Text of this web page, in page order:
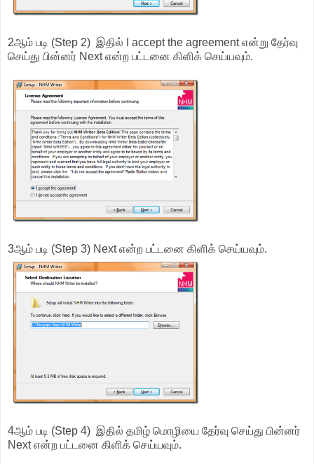
2ஆம் படி (Step 2) இதில் I accept the agreement என்று தேர்வு
செய்து பின்னர் Next என்ற பட்டனை கிளிக் செய்யவும்.
3ஆம் படி (Step 3) Next என்ற பட்டனை கிளிக் செய்யவும்.
4ஆம் படி (Step 4) இதில் தமிழ் மொழியை தேர்வு செய்து பின்னர்
Next என்ற பட்டனை கிளிக் செய்யவும்.